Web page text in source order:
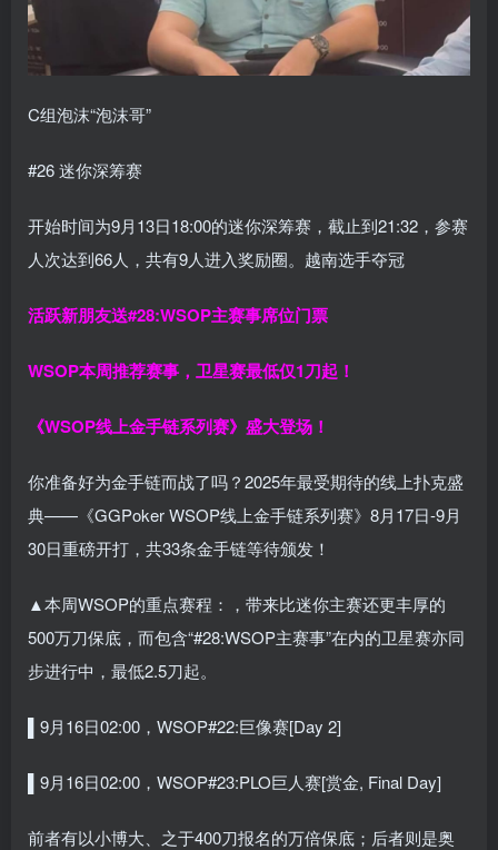
C组泡沫“泡沫哥”
#26 迷你深筹赛
开始时间为9月13日18:00的迷你深筹赛，截止到21:32，参赛
人次达到66人，共有9人进入奖励圈。越南选手夺冠
活跃新朋友送#28:WSOP主赛事席位门票
WSOP本周推荐赛事，卫星赛最低仅1刀起！
《WSOP线上金手链系列赛》 盛大登场！
你准备好为金手链而战了吗？2025年最受期待的线上扑克盛
典——《GGPoker WSOP线上金手链系列赛》8月17日-9月
30日重磅开打，共33条金手链等待颁发！
▲本周WSOP的重点赛程：，带来比迷你主赛还更丰厚的
500万刀保底，而包含“#28:WSOP主赛事”在内的卫星赛亦同
步进行中，最低2.5刀起。
▌9月16日02:00，WSOP#22:巨像赛[Day 2]
▌9月16日02:00，WSOP#23:PLO巨人赛[赏金, Final Day]
前者有以小博大、之于400刀报名的万倍保底；后者则是奥